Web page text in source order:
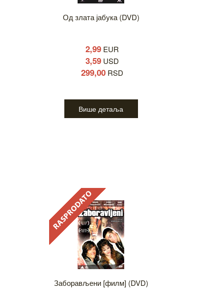
Од злата јабука (DVD)
2,99 EUR
3,59 USD
299,00 RSD
Више детаља
Заборављени [филм] (DVD)